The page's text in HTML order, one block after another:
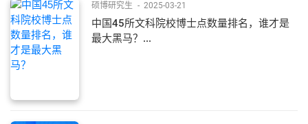
硕博研究生 - 2025-03-21
中国45所文科院校博士点数量排名，谁才是
最大黑马？...